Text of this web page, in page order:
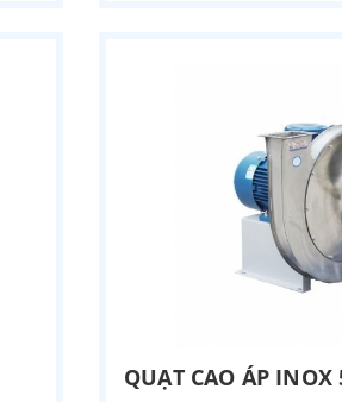
QUẠT CAO ÁP INOX